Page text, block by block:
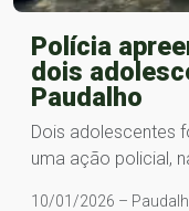
Polícia
dois
Paudalho
Dois adolescentes
uma ação policial,
10/01/2026 –